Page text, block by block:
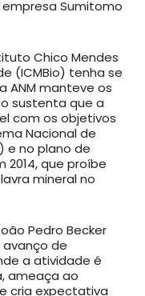
Sumitomo
Chico Mendes
(ICMBio) tenha se
ANM manteve os
sustenta que a
com os objetivos
Nacional de
e no plano de
2014, que proíbe
mineral no
Pedro Becker
de
a atividade é
ameaça ao
cria expectativa